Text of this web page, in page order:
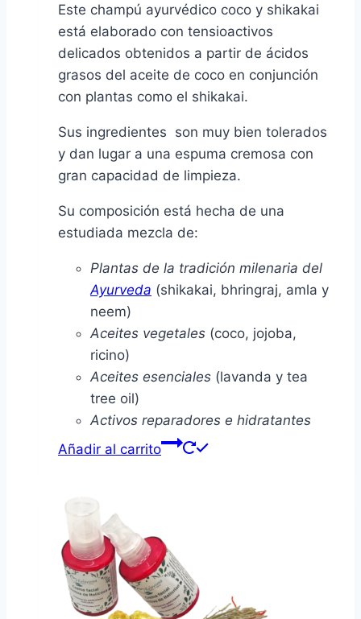
original
era:
14,90€.
actual
es:
11,90€.
Este champú ayurvédico coco y shikakai
está elaborado con tensioactivos
delicados obtenidos a partir de ácidos
grasos del aceite de coco en conjunción
con plantas como el shikakai.
Sus ingredientes son muy bien tolerados
y dan lugar a una espuma cremosa con
gran capacidad de limpieza.
Su composición está hecha de una
estudiada mezcla de:
Plantas de la tradición milenaria del
Ayurveda (shikakai, bhringraj, amla y
neem)
Aceites vegetales (coco, jojoba,
ricino)
Aceites esenciales (lavanda y tea
tree oil)
Activos reparadores e hidratantes
Añadir al carrito